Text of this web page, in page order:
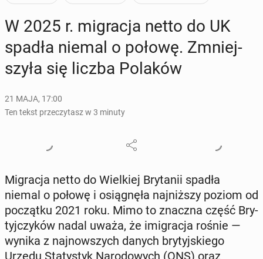
W 2025 r. mi­gra­cja netto do UK
spadła niemal o połowę. Zmniej­
szy­ła się liczba Polaków
21 MAJA, 17:00
Ten tekst przeczytasz w 3 minuty
Mi­gra­cja netto do Wiel­kiej Bry­ta­nii spadła
niemal o połowę i osią­gnę­ła naj­niż­szy poziom od
po­cząt­ku 2021 roku. Mimo to znaczna część Bry­
tyj­czy­ków nadal uważa, że imi­gra­cja rośnie —
wynika z naj­now­szych danych bry­tyj­skie­go